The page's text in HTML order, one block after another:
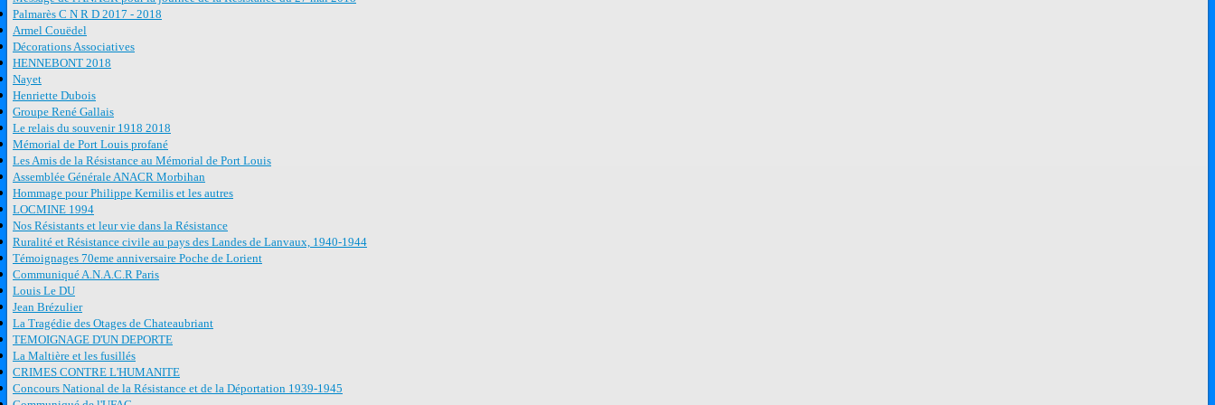
Palmarès C N R D 2017 - 2018
Armel Couëdel
Décorations Associatives
HENNEBONT 2018
Nayet
Henriette Dubois
Groupe René Gallais
Le relais du souvenir 1918 2018
Mémorial de Port Louis profané
Les Amis de la Résistance au Mémorial de Port Louis
Assemblée Générale ANACR Morbihan
Hommage pour Philippe Kernilis et les autres
LOCMINE 1994
Nos Résistants et leur vie dans la Résistance
Ruralité et Résistance civile au pays des Landes de Lanvaux, 1940-1944
Témoignages 70eme anniversaire Poche de Lorient
Communiqué A.N.A.C.R Paris
Louis Le DU
Jean Brézulier
La Tragédie des Otages de Chateaubriant
TEMOIGNAGE D'UN DEPORTE
La Maltière et les fusillés
CRIMES CONTRE L'HUMANITE
Concours National de la Résistance et de la Déportation 1939-1945